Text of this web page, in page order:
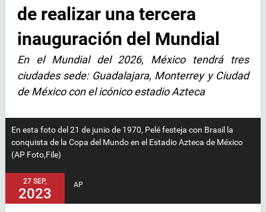
de realizar una tercera
inauguración del Mundial
En el Mundial del 2026, México tendrá tres
ciudades sede: Guadalajara, Monterrey y Ciudad
de México con el icónico estadio Azteca
En esta foto del 21 de junio de 1970, Pelé festeja con Brasil la
conquista de la Copa del Mundo en el Estadio Azteca de México
(AP Foto,File)
27 SEP,
2023
AP